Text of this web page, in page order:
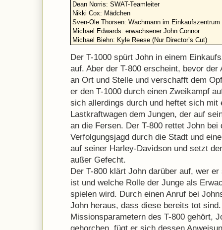
Dean Norris: SWAT-Teamleiter
Nikki Cox: Mädchen
Sven-Ole Thorsen: Wachmann im Einkaufszentrum
Michael Edwards: erwachsener John Connor
Michael Biehn: Kyle Reese (Nur Director’s Cut)
Der T-1000 spürt John in einem
auf. Aber der T-800 erscheint, bevor
an Ort und Stelle und verschafft dem
er den T-1000 durch einen Zweikampf
sich allerdings durch und heftet sich mit
Lastkraftwagen dem Jungen, der auf
an die Fersen. Der T-800 rettet John bei
Verfolgungsjagd durch die Stadt und
auf seiner Harley-Davidson und setzt
außer Gefecht.
Der T-800 klärt John darüber auf, wer
ist und welche Rolle der Junge als
spielen wird. Durch einen Anruf bei
John heraus, dass diese bereits tot
Missionsparametern des T-800 gehört,